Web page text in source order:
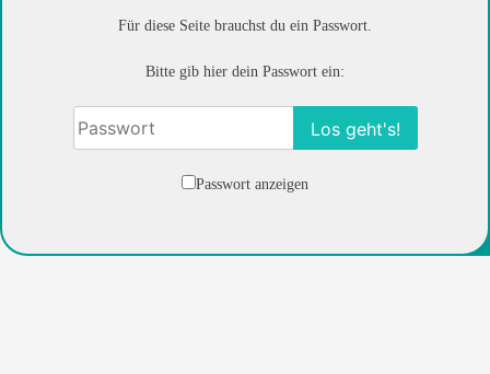
Für diese Seite brauchst du ein Passwort.
Bitte gib hier dein Passwort ein:
Passwort anzeigen